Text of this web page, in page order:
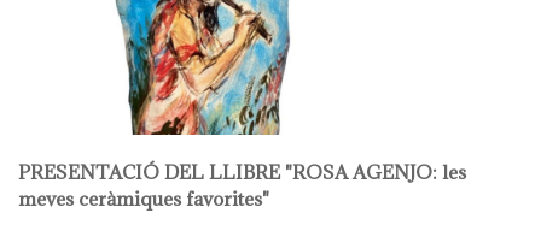
PRESENTACIÓ DEL LLIBRE "ROSA AGENJO: les
meves ceràmiques favorites"